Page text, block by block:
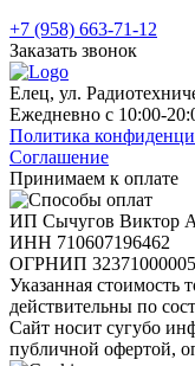
+7 (958) 663-71-12
Заказать звонок
Елец, ул.
Ежедневно с 10:00-
Политика
Соглашение
Принимаем к оплате
ИП Сычугов Виктор
ИНН 710607196462
ОГРНИП
Указанная стоимость
действительны по
Сайт носит сугубо
публичной офертой,